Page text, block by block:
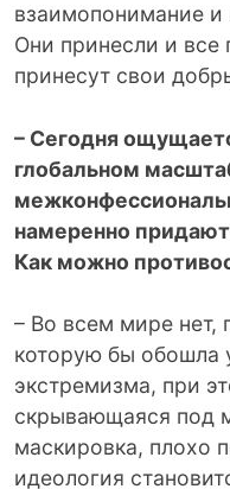
взаимопонимание и
Они принесли и
принесут свои
– Сегодня
глобальном
намеренно
Как можно
– Во всем мире нет,
которую бы обошла
экстремизма, при
скрывающаяся под
маскировка, плохо
идеология